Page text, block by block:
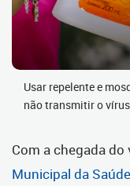
Usar repelente e
não transmitir o
Com a chegada
Municipal da Saúde